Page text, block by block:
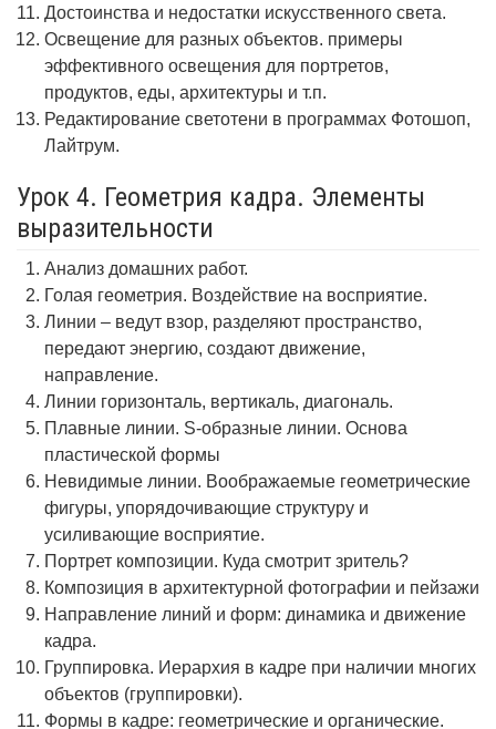
Достоинства и недостатки искусственного света.
Освещение для разных объектов. примеры
эффективного освещения для портретов,
продуктов, еды, архитектуры и т.п.
Редактирование светотени в программах Фотошоп,
Лайтрум.
Урок 4. Геометрия кадра. Элементы
выразительности
Анализ домашних работ.
Голая геометрия. Воздействие на восприятие.
Линии – ведут взор, разделяют пространство,
передают энергию, создают движение,
направление.
Линии горизонталь, вертикаль, диагональ.
Плавные линии. S-образные линии. Основа
пластической формы
Невидимые линии. Воображаемые геометрические
фигуры, упорядочивающие структуру и
усиливающие восприятие.
Портрет композиции. Куда смотрит зритель?
Композиция в архитектурной фотографии и пейзажи
Направление линий и форм: динамика и движение
кадра.
Группировка. Иерархия в кадре при наличии многих
объектов (группировки).
Формы в кадре: геометрические и органические.